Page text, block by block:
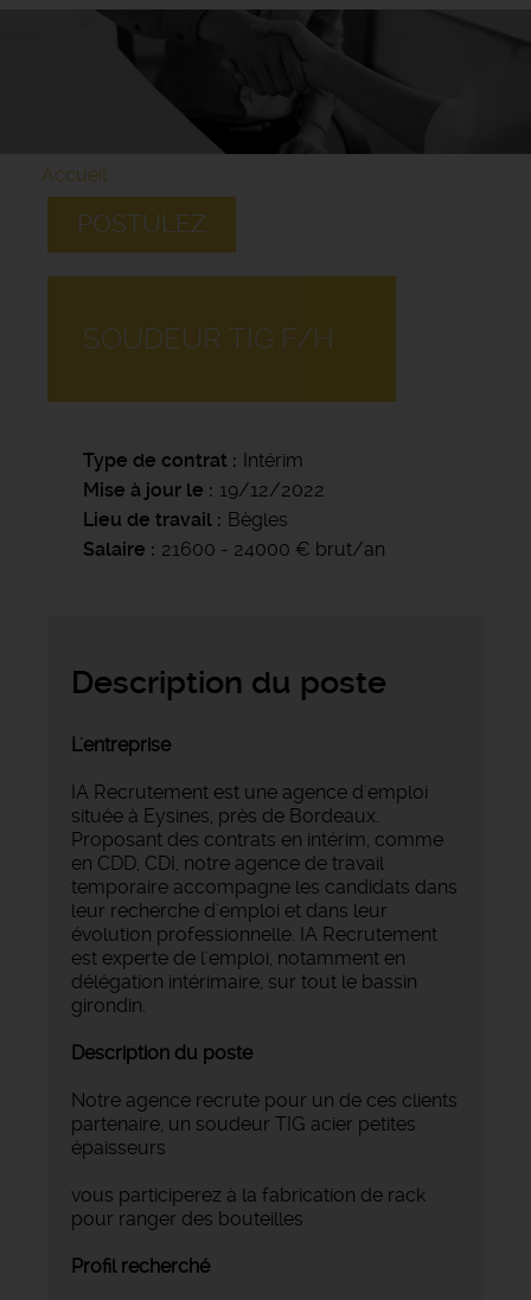
Accueil
POSTULEZ
SOUDEUR TIG F/H
Type de contrat
Intérim
Mise à jour le
19/12/2022
Lieu de travail
Bègles
Salaire
21600 - 24000 € brut/an
Description du poste
L'entreprise
IA Recrutement est une agence d'emploi
située à Eysines, près de Bordeaux.
Proposant des contrats en intérim, comme
en CDD, CDI, notre agence de travail
temporaire accompagne les candidats dans
leur recherche d'emploi et dans leur
évolution professionnelle. IA Recrutement
est experte de l'emploi, notamment en
délégation intérimaire, sur tout le bassin
girondin.
Description du poste
Notre agence recrute pour un de ces clients
partenaire, un soudeur TIG acier petites
épaisseurs
vous participerez à la fabrication de rack
pour ranger des bouteilles
Profil recherché